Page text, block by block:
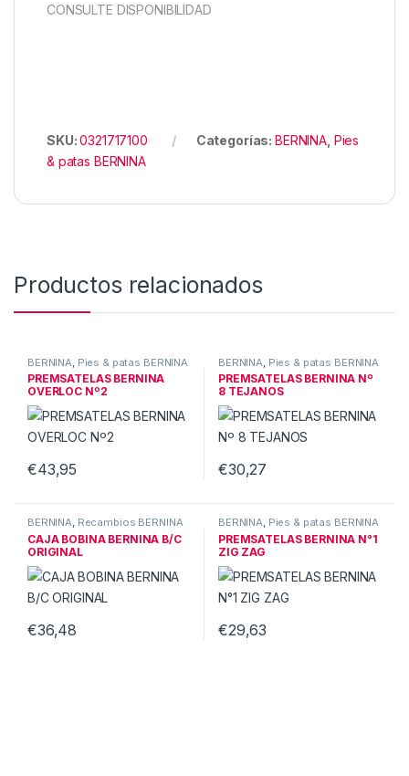
CONSULTE DISPONIBILIDAD
SKU:0321717100 Categorías: BERNINA Pies
& patas BERNINA
Productos relacionados
BERNINA Pies & patas BERNINA
PREMSATELAS BERNINA
OVERLOC Nº2
€43,95
BERNINA Pies & patas BERNINA
PREMSATELAS BERNINA Nº
8 TEJANOS
€30,27
BERNINA, Recambios BERNINA
CAJA BOBINA BERNINA B/C
ORIGINAL
€36,48
BERNINA, Pies & patas BERNINA
PREMSATELAS BERNINA N°1
ZIG ZAG
€29,63